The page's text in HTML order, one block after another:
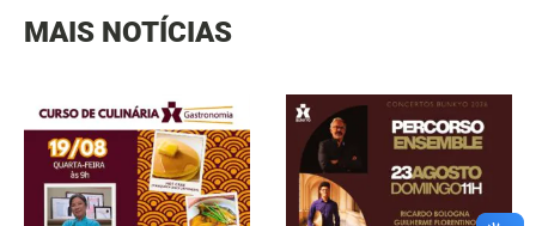
MAIS NOTÍCIAS